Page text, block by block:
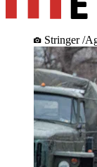
Stringer /